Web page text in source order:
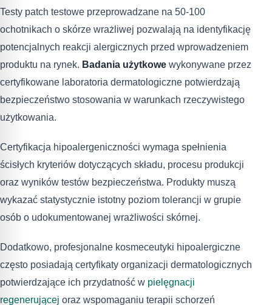
Testy patch testowe przeprowadzane na 50-100
ochotnikach o skórze wrażliwej pozwalają na identyfikację
potencjalnych reakcji alergicznych przed wprowadzeniem
produktu na rynek. Badania użytkowe wykonywane przez
certyfikowane laboratoria dermatologiczne potwierdzają
bezpieczeństwo stosowania w warunkach rzeczywistego
użytkowania.
Certyfikacja hipoalergeniczności wymaga spełnienia
ścisłych kryteriów dotyczących składu, procesu produkcji
oraz wyników testów bezpieczeństwa. Produkty muszą
wykazać statystycznie istotny poziom tolerancji w grupie
osób o udokumentowanej wrażliwości skórnej.
Dodatkowo, profesjonalne kosmeceutyki hipoalergiczne
często posiadają certyfikaty organizacji dermatologicznych
potwierdzające ich przydatność w pielęgnacji
regenerującej oraz wspomaganiu terapii schorzeń